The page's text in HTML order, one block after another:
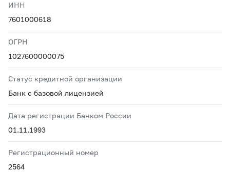
ИНН
7601000618
ОГРН
1027600000075
Статус кредитной организации
Банк с базовой лицензией
Дата регистрации Банком России
01.11.1993
Регистрационный номер
2564